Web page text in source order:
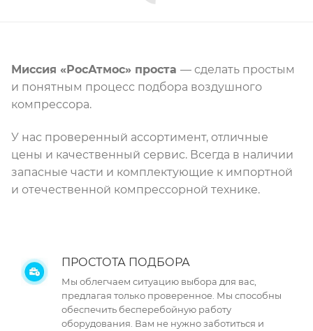
Миссия «РосАтмос» проста — сделать простым
и понятным процесс подбора воздушного
компрессора.
У нас проверенный ассортимент, отличные
цены и качественный сервис. Всегда в наличии
запасные части и комплектующие к импортной
и отечественной компрессорной технике.
ПРОСТОТА ПОДБОРА
Мы облегчаем ситуацию выбора для вас,
предлагая только проверенное. Мы способны
обеспечить бесперебойную работу
оборудования. Вам не нужно заботиться и